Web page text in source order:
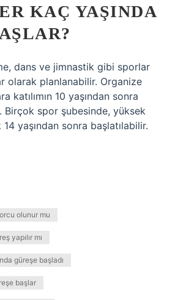
KAÇ YAŞINDA
dans ve jimnastik gibi sporlar
olarak planlanabilir. Organize
katılımın 10 yaşından sonra
Birçok spor şubesinde, yüksek
yaşından sonra başlatılabilir.
olunur mu
yapılır mı
güreşe başladı
başlar